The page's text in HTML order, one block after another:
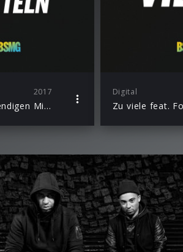
2017
Mit allen notwendigen Mitteln
Digital
Zu viele feat.